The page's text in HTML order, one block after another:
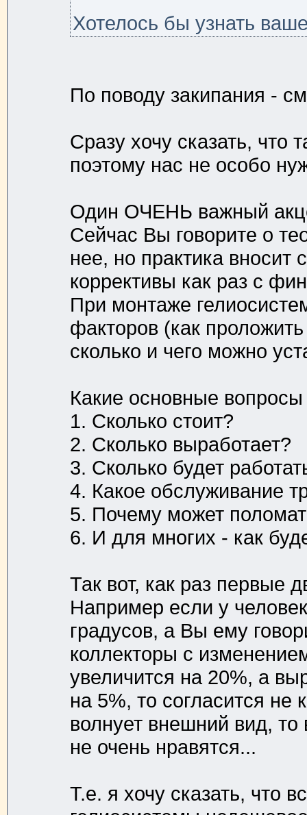
Хотелось бы узнать
По поводу закипания -
Сразу хочу сказать,
поэтому нас не особо
Один ОЧЕНЬ важный
Сейчас Вы говорите о
нее, но практика
коррективы как раз с
При монтаже
факторов (как
сколько и чего можно
Какие основные
1. Сколько стоит?
2. Сколько выработает?
3. Сколько будет
4. Какое обслуживание
5. Почему может
6. И для многих - как
Так вот, как раз первые
Например если у
градусов, а Вы ему
коллекторы с
увеличится на 20%, а
на 5%, то согласится
волнует внешний вид,
не очень нравятся...
Т.е. я хочу сказать, что